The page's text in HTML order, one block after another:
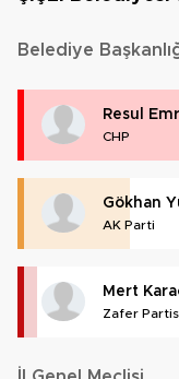
Belediye
Resul
CHP
Gökhan
AK Parti
Mert
Zafer